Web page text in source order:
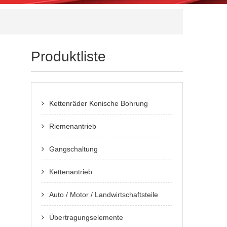
Produktliste
Kettenräder Konische Bohrung
Riemenantrieb
Gangschaltung
Kettenantrieb
Auto / Motor / Landwirtschaftsteile
Übertragungselemente